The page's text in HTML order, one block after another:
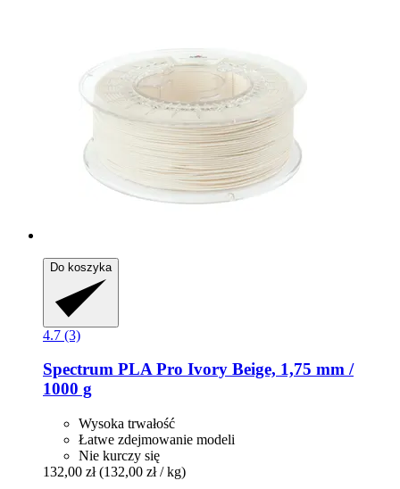
Do koszyka
4.7 (3)
Spectrum PLA Pro Ivory Beige, 1,75 mm /
1000 g
Wysoka trwałość
Łatwe zdejmowanie modeli
Nie kurczy się
132,00 zł (132,00 zł / kg)